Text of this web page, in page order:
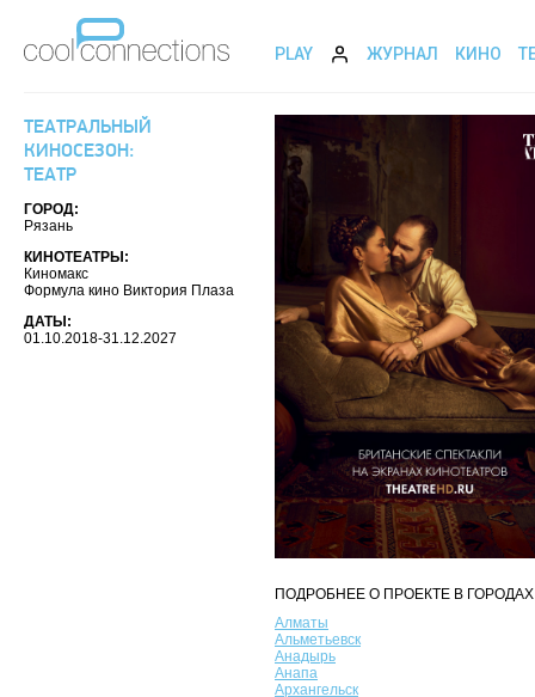
PLAY ЖУРНАЛ КИНО
ТЕАТРАЛЬНЫЙ
КИНОСЕЗОН:
ТЕАТР
ГОРОД:
Рязань
КИНОТЕАТРЫ:
Киномакс
Формула кино Виктория Плаза
ДАТЫ:
01.10.2018-31.12.2027
ПОДРОБНЕЕ О ПРОЕКТЕ В
Алматы
Альметьевск
Анадырь
Анапа
Архангельск